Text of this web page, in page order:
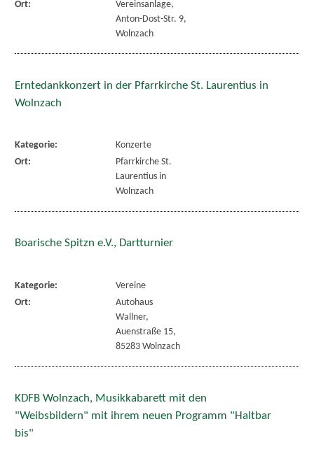
Ort:
Vereinsanlage,
Anton-Dost-Str. 9,
Wolnzach
Erntedankkonzert in der Pfarrkirche St. Laurentius in
Wolnzach
Kategorie:
Konzerte
Ort:
Pfarrkirche St.
Laurentius in
Wolnzach
Boarische Spitzn e.V., Dartturnier
Kategorie:
Vereine
Ort:
Autohaus
Wallner,
Auenstraße 15,
85283 Wolnzach
KDFB Wolnzach, Musikkabarett mit den
"Weibsbildern" mit ihrem neuen Programm "Haltbar
bis"